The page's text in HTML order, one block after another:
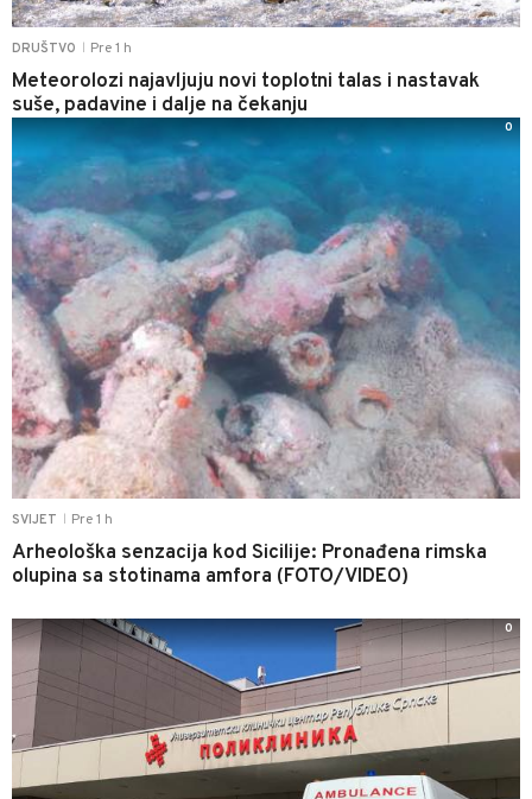
DRUŠTVO Pre 1 h
Meteorolozi najavljuju novi toplotni talas i nastavak
suše, padavine i dalje na čekanju
SVIJET Pre 1 h
Arheološka senzacija kod Sicilije: Pronađena rimska
olupina sa stotinama amfora (FOTO/VIDEO)
0
0